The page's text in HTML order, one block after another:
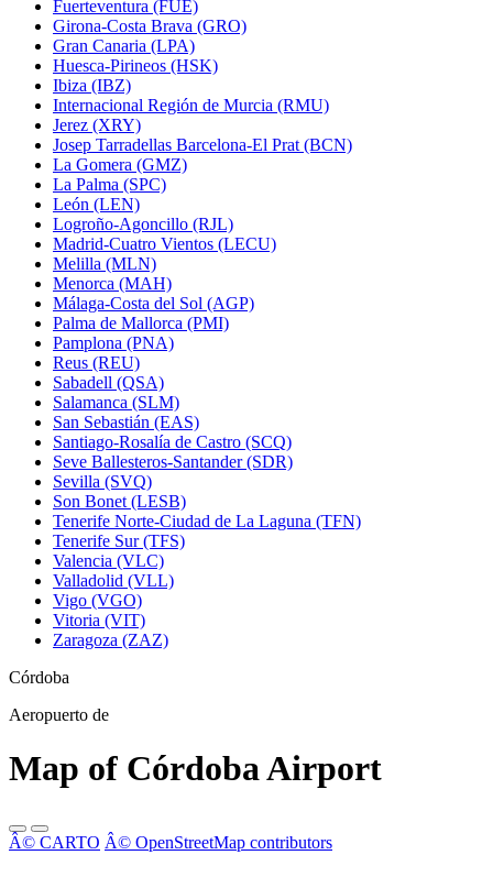
Fuerteventura (FUE)
Girona-Costa Brava (GRO)
Gran Canaria (LPA)
Huesca-Pirineos (HSK)
Ibiza (IBZ)
Internacional Región de Murcia (RMU)
Jerez (XRY)
Josep Tarradellas Barcelona-El Prat (BCN)
La Gomera (GMZ)
La Palma (SPC)
León (LEN)
Logroño-Agoncillo (RJL)
Madrid-Cuatro Vientos (LECU)
Melilla (MLN)
Menorca (MAH)
Málaga-Costa del Sol (AGP)
Palma de Mallorca (PMI)
Pamplona (PNA)
Reus (REU)
Sabadell (QSA)
Salamanca (SLM)
San Sebastián (EAS)
Santiago-Rosalía de Castro (SCQ)
Seve Ballesteros-Santander (SDR)
Sevilla (SVQ)
Son Bonet (LESB)
Tenerife Norte-Ciudad de La Laguna (TFN)
Tenerife Sur (TFS)
Valencia (VLC)
Valladolid (VLL)
Vigo (VGO)
Vitoria (VIT)
Zaragoza (ZAZ)
Córdoba
Aeropuerto de
Map of Córdoba Airport
Â© CARTO Â© OpenStreetMap contributors